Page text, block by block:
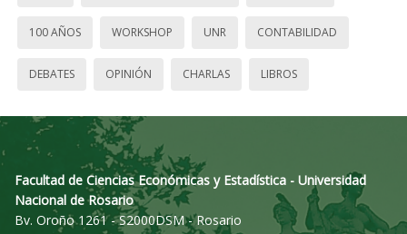
100 AÑOS WORKSHOP UNR CONTABILIDAD
DEBATES OPINIÓN CHARLAS LIBROS
Facultad de Ciencias Económicas y Estadística - Universidad
Nacional de Rosario
Bv. Oroño 1261 - S2000DSM - Rosario